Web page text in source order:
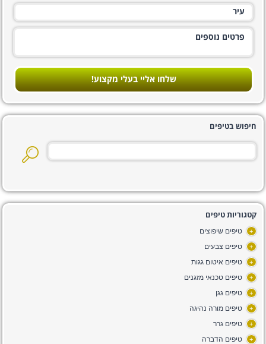
שלחו אליי בעלי מקצוע!
חיפוש בטיפים
קטגוריות טיפים
+ טיפים שיפוצים
+ טיפים צבעים
+ טיפים איטום גגות
+ טיפים טכנאי מזגנים
+ טיפים גגן
+ טיפים מורה נהיגה
+ טיפים גרר
+ טיפים הדברה